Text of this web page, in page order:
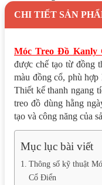
CHI TIẾT SẢN
Móc Treo Đồ Kanly
được chế tạo từ đồng
màu đồng cổ, phù
Thiết kế thanh ngang
treo đồ dùng hằng
tạo và công năng của
Mục lục bài viết
Thông số kỹ thuật
Cổ Điển